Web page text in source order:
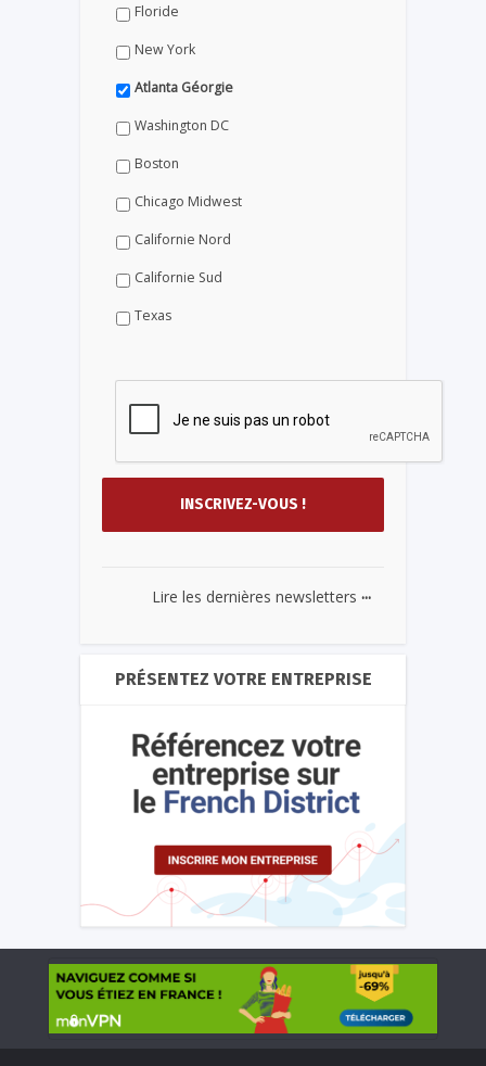
Floride
New York
Atlanta Géorgie
Washington DC
Boston
Chicago Midwest
Californie Nord
Californie Sud
Texas
Lire les dernières newsletters ...
PRÉSENTEZ VOTRE ENTREPRISE